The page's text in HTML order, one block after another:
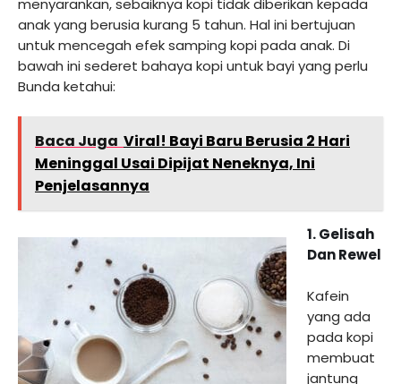
menyarankan, sebaiknya kopi tidak diberikan kepada
anak yang berusia kurang 5 tahun. Hal ini bertujuan
untuk mencegah efek samping kopi pada anak. Di
bawah ini sederet bahaya kopi untuk bayi yang perlu
Bunda ketahui:
Baca Juga Viral! Bayi Baru Berusia 2 Hari
Meninggal Usai Dipijat Neneknya, Ini
Penjelasannya
1. Gelisah
Dan Rewel
Kafein
yang ada
pada kopi
membuat
jantung